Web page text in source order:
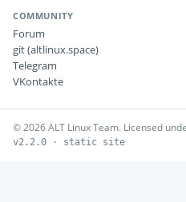
COMMUNITY
Forum
git (altlinux.space)
Telegram
VKontakte
© 2026 ALT Linux Team. Licensed
v2.2.0 · static site